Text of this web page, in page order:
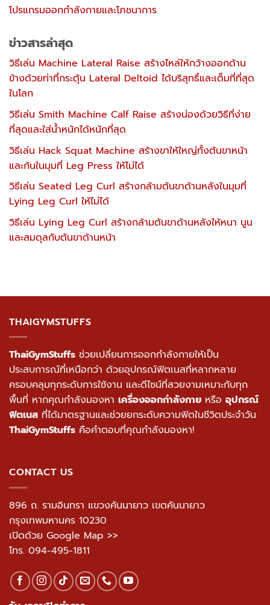
โปรแกรมออกกำลังกายและโภชนาการ
ข่าวสารล่าสุด
วิธีเล่น Machine Lateral Raise สร้างไหล่ให้กว้างออกด้าน
ข้างด้วยท่าที่กระตุ้น Lateral Deltoid ได้บริสุทธิ์และเต็มที่ที่สุด
ในโลก
วิธีเล่น Smith Machine Calf Raise สร้างน่องด้วยวิธีที่ง่าย
ที่สุดและใส่น้ำหนักได้หนักที่สุด
วิธีเล่น Hack Squat Machine สร้างขาให้ใหญ่ทั้งต้นขาหน้า
และก้นในมุมที่ Leg Press ให้ไม่ได้
วิธีเล่น Seated Leg Curl สร้างกล้ามต้นขาด้านหลังในมุมที่
Lying Leg Curl ให้ไม่ได้
วิธีเล่น Lying Leg Curl สร้างกล้ามต้นขาด้านหลังให้หนา นูน
และสมดุลกับต้นขาด้านหน้า
THAIGYMSTUFFS
ThaiGymStuffs ช่วยเปลี่ยนการออกกำลังกายให้เป็น
ประสบการณ์ที่เหนือกว่า ด้วยอุปกรณ์ฟิตเนสที่หลากหลาย
ครอบคลุมทุกระดับการใช้งาน และดีไซน์ที่สวยงามเหมาะกับทุก
พื้นที่ หากคุณกำลังมองหา เครื่องออกกำลังกาย หรือ อุปกรณ์
ฟิตเนส ที่ได้มาตรฐานและช่วยยกระดับความฟิตในชีวิตประจำวัน
ThaiGymStuffs คือคำตอบที่คุณกำลังมองหา!
CONTACT US
896 ถ. รามอินทรา แขวงคันนายาว เขตคันนายาว
กรุงเทพมหานคร 10230
เปิดด้วย Google Map >>
โทร. 094-495-1811